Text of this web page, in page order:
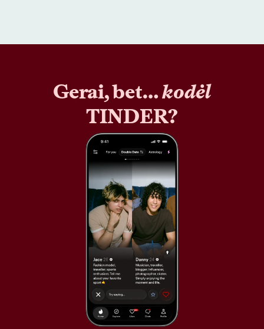
Gerai, bet…kodėl
TINDER?